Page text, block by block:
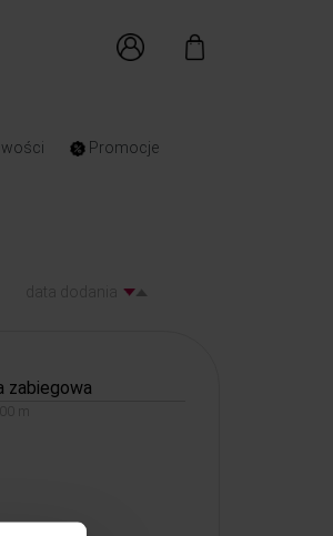
Promocje
data dodania
zabiegowa
m